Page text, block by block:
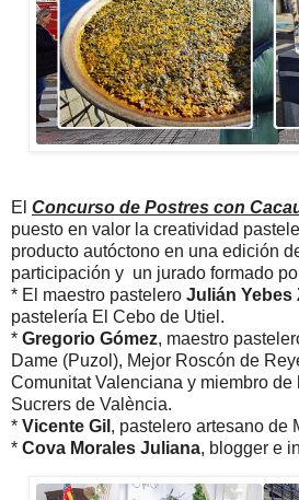
El Concurso de Postres con
puesto en valor la creatividad
producto autóctono en una edición
participación y un jurado formado
* El maestro pastelero Julián Yebes
pastelería El Cebo de Utiel.
* Gregorio Gómez, maestro
Dame (Puzol), Mejor Roscón de
Comunitat Valenciana y miembro de
Sucrers de València.
* Vicente Gil , pastelero artesano de
* Cova Morales Juliana, blogger e